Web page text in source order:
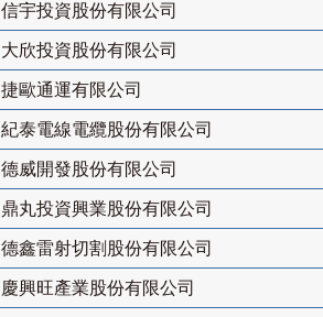
信宇投資股份有限公司
大欣投資股份有限公司
捷歐通運有限公司
紀泰電線電纜股份有限公司
德威開發股份有限公司
鼎丸投資興業股份有限公司
德鑫雷射切割股份有限公司
慶興旺產業股份有限公司